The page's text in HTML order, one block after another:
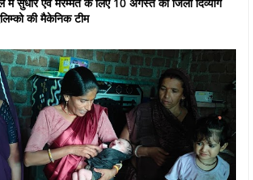
की मैकेनिक टीम